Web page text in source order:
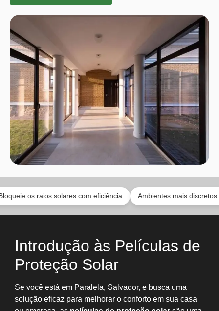
raios solares com eficiência Ambientes mais discretos sem
Introdução às Películas de
Proteção Solar
Se você está em Paralela, Salvador, e busca uma
solução eficaz para melhorar o conforto em sua casa